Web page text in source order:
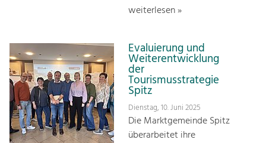
weiterlesen »
Evaluierung und
Weiterentwicklung
der
Tourismusstrategie
Spitz
Dienstag, 10. Juni 2025
Die Marktgemeinde Spitz
überarbeitet ihre